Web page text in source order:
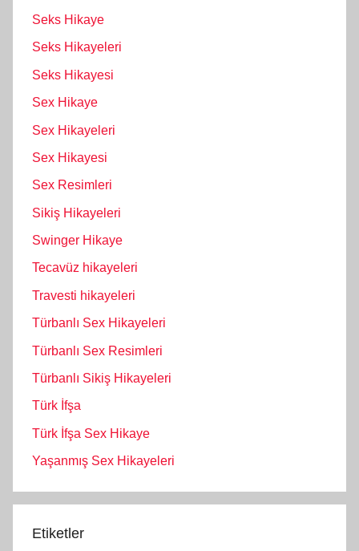
Seks Hikaye
Seks Hikayeleri
Seks Hikayesi
Sex Hikaye
Sex Hikayeleri
Sex Hikayesi
Sex Resimleri
Sikiş Hikayeleri
Swinger Hikaye
Tecavüz hikayeleri
Travesti hikayeleri
Türbanlı Sex Hikayeleri
Türbanlı Sex Resimleri
Türbanlı Sikiş Hikayeleri
Türk İfşa
Türk İfşa Sex Hikaye
Yaşanmış Sex Hikayeleri
Etiketler